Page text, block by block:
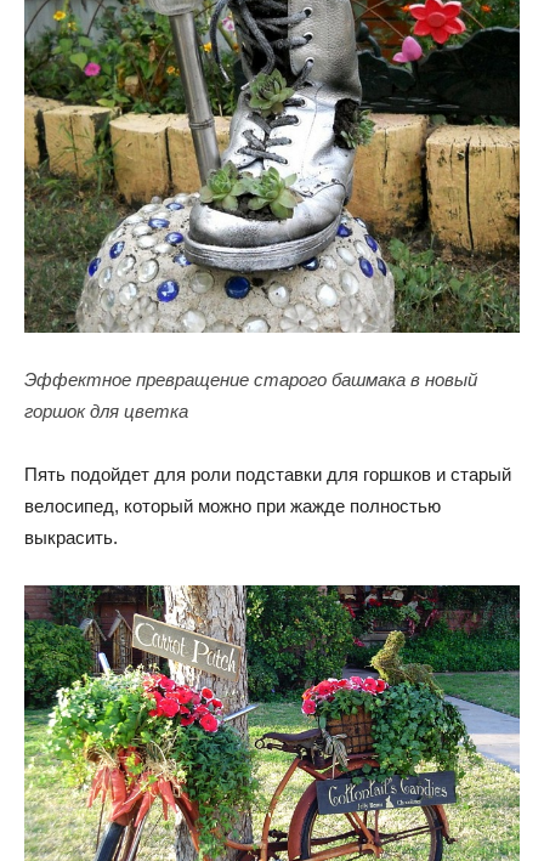
Эффектное превращение старого башмака в новый
горшок для цветка
Пять подойдет для роли подставки для горшков и старый
велосипед, который можно при жажде полностью
выкрасить.